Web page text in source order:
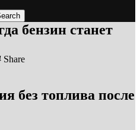
бензин станет
Share
без топлива после